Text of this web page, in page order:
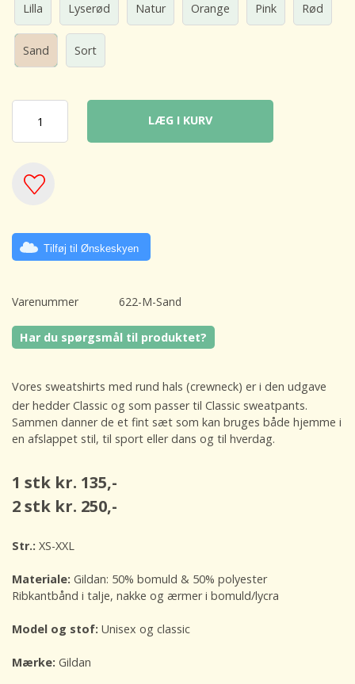
Lilla Lyserød Natur Orange Pink Rød
Sand Sort
LÆG I KURV
Tilføj til Ønskeskyen
Varenummer 622-M-Sand
Har du spørgsmål til produktet?
Vores sweatshirts med rund hals (crewneck) er i den udgave
der hedder Classic og som passer til Classic sweatpants.
Sammen danner de et fint sæt som kan bruges både hjemme i
en afslappet stil, til sport eller dans og til hverdag.
1 stk kr. 135,-
2 stk kr. 250,-
Str.: XS-XXL
Materiale: Gildan: 50% bomuld & 50% polyester
Ribkantbånd i talje, nakke og ærmer i bomuld/lycra
Model og stof: Unisex og classic
Mærke: Gildan